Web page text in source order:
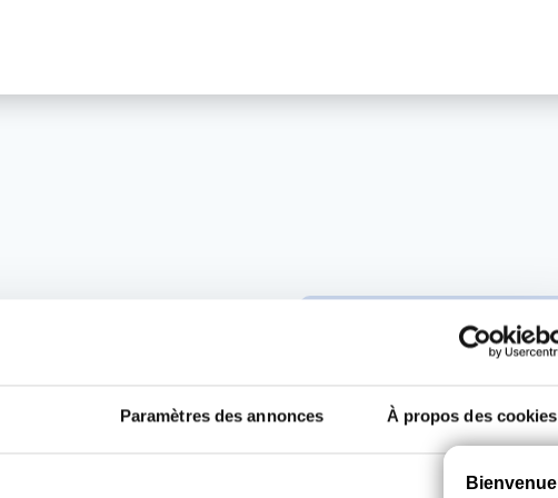
Paramètres des annonces À propos des cookies